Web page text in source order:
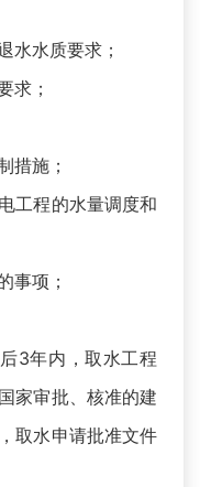
水质要求；
求；
施；
程的水量调度和
项；
年内，取水工程
家审批、核准的建
取水申请批准文件